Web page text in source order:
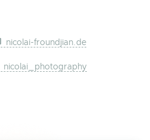
nicolai-froundjian.de
nicolai_photography